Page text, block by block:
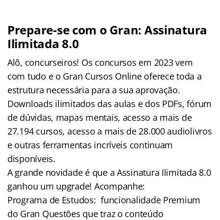
Prepare-se com o Gran: Assinatura
Ilimitada 8.0
Alô, concurseiros! Os concursos em 2023 vem
com tudo e o Gran Cursos Online oferece toda a
estrutura necessária para a sua aprovação.
Downloads ilimitados das aulas e dos PDFs, fórum
de dúvidas, mapas mentais, acesso a mais de
27.194 cursos, acesso a mais de 28.000 audiolivros
e outras ferramentas incríveis continuam
disponíveis.
A grande novidade é que a Assinatura Ilimitada 8.0
ganhou um upgrade! Acompanhe:
Programa de Estudos: funcionalidade Premium
do Gran Questões que traz o conteúdo